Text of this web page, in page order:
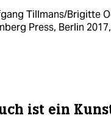
Tillmans/Brigitte
Press, Berlin
ist ein